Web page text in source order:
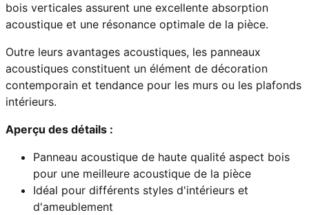
bois verticales assurent une excellente absorption
acoustique et une résonance optimale de la pièce.
Outre leurs avantages acoustiques, les panneaux
acoustiques constituent un élément de décoration
contemporain et tendance pour les murs ou les plafonds
intérieurs.
Aperçu des détails :
Panneau acoustique de haute qualité aspect bois
pour une meilleure acoustique de la pièce
Idéal pour différents styles d'intérieurs et
d'ameublement